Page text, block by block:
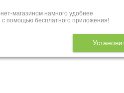
магазином намного удобнее
с помощью бесплатного приложения!